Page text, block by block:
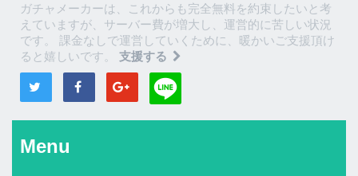
ガチャメーカーは、これからも完全無料を約束したいと考
えていますが、サーバー費が増大し、運営的に苦しい状況
です。 課金なしで運営していくために、暖かいご支援頂け
ると嬉しいです。 支援する
Menu